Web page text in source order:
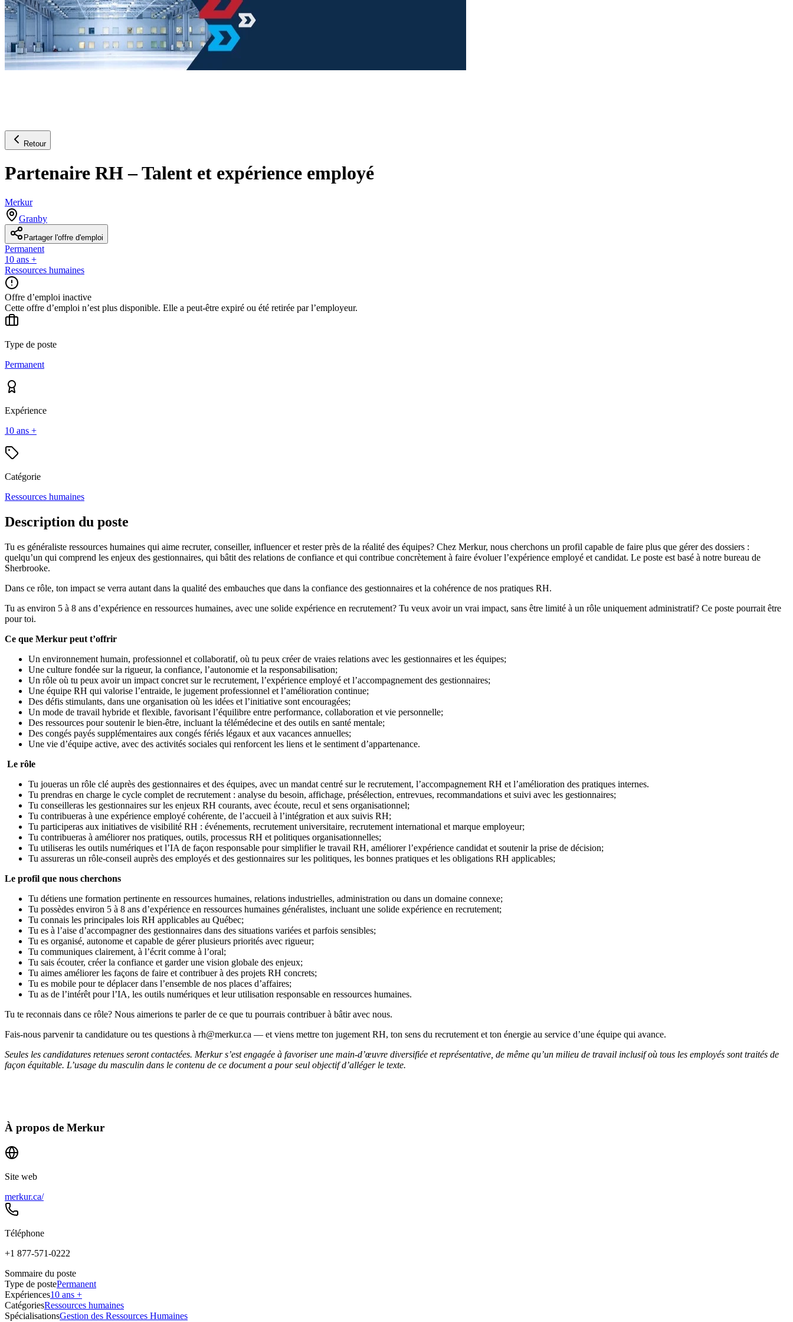
Retour
Partenaire RH – Talent et expérience employé
Merkur
Granby
Partager l'offre d'emploi
Permanent
10 ans +
Ressources humaines
Offre d’emploi inactive
Cette offre d’emploi n’est plus disponible. Elle a peut-être expiré ou été retirée par l’employeur.
Type de poste
Permanent
Expérience
10 ans +
Catégorie
Ressources humaines
Description du poste
Tu es généraliste ressources humaines qui aime recruter, conseiller, influencer et rester près de la réalité des équipes? Chez Merkur, nous cherchons un profil capable de faire plus que gérer des dossiers :
quelqu’un qui comprend les enjeux des gestionnaires, qui bâtit des relations de confiance et qui contribue concrètement à faire évoluer l’expérience employé et candidat. Le poste est basé à notre bureau de
Sherbrooke.
Dans ce rôle, ton impact se verra autant dans la qualité des embauches que dans la confiance des gestionnaires et la cohérence de nos pratiques RH.
Tu as environ 5 à 8 ans d’expérience en ressources humaines, avec une solide expérience en recrutement? Tu veux avoir un vrai impact, sans être limité à un rôle uniquement administratif? Ce poste pourrait être
pour toi.
Ce que Merkur peut t’offrir
Un environnement humain, professionnel et collaboratif, où tu peux créer de vraies relations avec les gestionnaires et les équipes;
Une culture fondée sur la rigueur, la confiance, l’autonomie et la responsabilisation;
Un rôle où tu peux avoir un impact concret sur le recrutement, l’expérience employé et l’accompagnement des gestionnaires;
Une équipe RH qui valorise l’entraide, le jugement professionnel et l’amélioration continue;
Des défis stimulants, dans une organisation où les idées et l’initiative sont encouragées;
Un mode de travail hybride et flexible, favorisant l’équilibre entre performance, collaboration et vie personnelle;
Des ressources pour soutenir le bien-être, incluant la télémédecine et des outils en santé mentale;
Des congés payés supplémentaires aux congés fériés légaux et aux vacances annuelles;
Une vie d’équipe active, avec des activités sociales qui renforcent les liens et le sentiment d’appartenance.
Le rôle
Tu joueras un rôle clé auprès des gestionnaires et des équipes, avec un mandat centré sur le recrutement, l’accompagnement RH et l’amélioration des pratiques internes.
Tu prendras en charge le cycle complet de recrutement : analyse du besoin, affichage, présélection, entrevues, recommandations et suivi avec les gestionnaires;
Tu conseilleras les gestionnaires sur les enjeux RH courants, avec écoute, recul et sens organisationnel;
Tu contribueras à une expérience employé cohérente, de l’accueil à l’intégration et aux suivis RH;
Tu participeras aux initiatives de visibilité RH : événements, recrutement universitaire, recrutement international et marque employeur;
Tu contribueras à améliorer nos pratiques, outils, processus RH et politiques organisationnelles;
Tu utiliseras les outils numériques et l’IA de façon responsable pour simplifier le travail RH, améliorer l’expérience candidat et soutenir la prise de décision;
Tu assureras un rôle-conseil auprès des employés et des gestionnaires sur les politiques, les bonnes pratiques et les obligations RH applicables;
Le profil que nous cherchons
Tu détiens une formation pertinente en ressources humaines, relations industrielles, administration ou dans un domaine connexe;
Tu possèdes environ 5 à 8 ans d’expérience en ressources humaines généralistes, incluant une solide expérience en recrutement;
Tu connais les principales lois RH applicables au Québec;
Tu es à l’aise d’accompagner des gestionnaires dans des situations variées et parfois sensibles;
Tu es organisé, autonome et capable de gérer plusieurs priorités avec rigueur;
Tu communiques clairement, à l’écrit comme à l’oral;
Tu sais écouter, créer la confiance et garder une vision globale des enjeux;
Tu aimes améliorer les façons de faire et contribuer à des projets RH concrets;
Tu es mobile pour te déplacer dans l’ensemble de nos places d’affaires;
Tu as de l’intérêt pour l’IA, les outils numériques et leur utilisation responsable en ressources humaines.
Tu te reconnais dans ce rôle? Nous aimerions te parler de ce que tu pourrais contribuer à bâtir avec nous.
Fais-nous parvenir ta candidature ou tes questions à rh@merkur.ca — et viens mettre ton jugement RH, ton sens du recrutement et ton énergie au service d’une équipe qui avance.
Seules les candidatures retenues seront contactées. Merkur s’est engagée à favoriser une main-d’œuvre diversifiée et représentative, de même qu’un milieu de travail inclusif où tous les employés sont traités de
façon équitable. L’usage du masculin dans le contenu de ce document a pour seul objectif d’alléger le texte.
À propos de Merkur
Site web
merkur.ca/
Téléphone
+1 877-571-0222
Sommaire du poste
Type de postePermanent
Expériences10 ans +
CatégoriesRessources humaines
SpécialisationsGestion des Ressources Humaines